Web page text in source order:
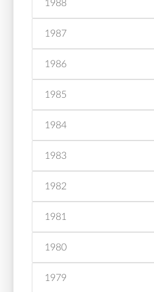
1988
1987
1986
1985
1984
1983
1982
1981
1980
1979